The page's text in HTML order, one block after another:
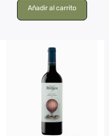
5.00
de 5
Añadir al carrito